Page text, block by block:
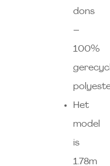
dons
–
100%
Het
model
is
1.78m